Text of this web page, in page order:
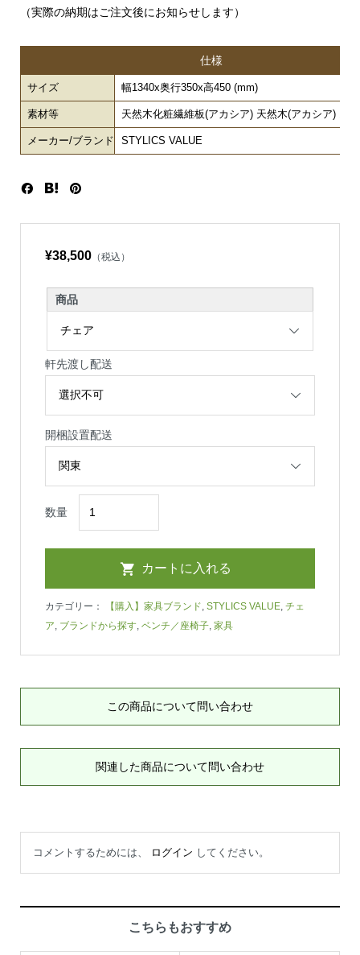
（実際の納期はご注文後にお知らせします）
仕様
サイズ 幅1340x奥行350x高450 (mm)
素材等 天然木化粧繊維板(アカシア) 天然木(アカシア) オ
メーカー/ブランド STYLICS VALUE
¥38,500（税込）
商品
軒先渡し配送
開梱設置配送
数量
カテゴリー： 【購入】家具ブランド, STYLICS VALUE, チェ
ア, ブランドから探す, ベンチ／座椅子, 家具
この商品について問い合わせ
関連した商品について問い合わせ
コメントするためには、 ログイン してください。
こちらもおすすめ